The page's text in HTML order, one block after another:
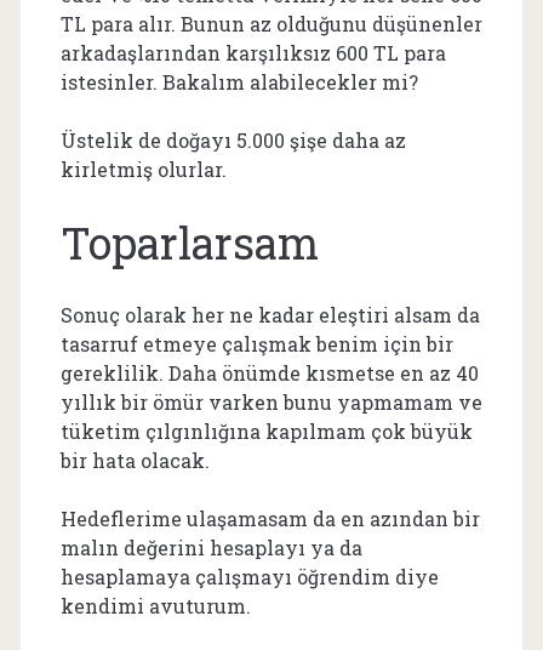
TL para alır. Bunun az olduğunu düşünenler
arkadaşlarından karşılıksız 600 TL para
istesinler. Bakalım alabilecekler mi?
Üstelik de doğayı 5.000 şişe daha az
kirletmiş olurlar.
Toparlarsam
Sonuç olarak her ne kadar eleştiri alsam da
tasarruf etmeye çalışmak benim için bir
gereklilik. Daha önümde kısmetse en az 40
yıllık bir ömür varken bunu yapmamam ve
tüketim çılgınlığına kapılmam çok büyük
bir hata olacak.
Hedeflerime ulaşamasam da en azından bir
malın değerini hesaplayı ya da
hesaplamaya çalışmayı öğrendim diye
kendimi avuturum.